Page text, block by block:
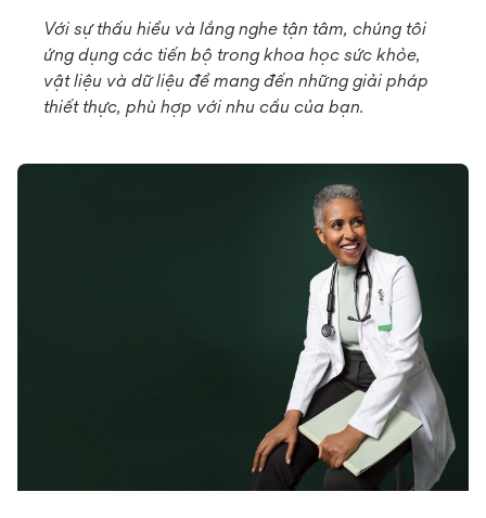
Với sự thấu hiểu và lắng nghe tận tâm, chúng tôi
ứng dụng các tiến bộ trong khoa học sức khỏe,
vật liệu và dữ liệu để mang đến những giải pháp
thiết thực, phù hợp với nhu cầu của bạn.